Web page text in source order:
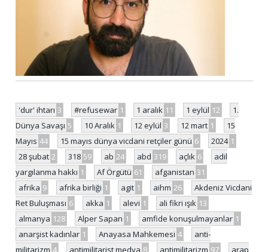
'dur' ihtarı 3 #refusewar 1 1 aralık 11 1 eylül 12
1.
Dünya Savaşı 5 10 Aralık 1 12 eylül 3 12 mart 1
15
Mayıs 44 15 mayıs dünya vicdani retçiler günü 6 2024 1
28 şubat 2 318 59 ab 24 abd 319 açlık 6
adil
yargılanma hakkı 1 Af Örgütü 61 afganistan 31
afrika 9 afrika birliği 1 agit 1 aihm 26
Akdeniz Vicdani
Ret Buluşması 6 akka 1 alevi 1 ali fikri ışık 13
almanya 128 Alper Sapan 1 amfide konuşulmayanlar 1
anarşist kadınlar 1 Anayasa Mahkemesi 4
anti-
militarizm 4 antimilitarist medya 8 antimilitarizm 97
arap